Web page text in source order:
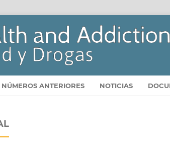
NÚMEROS ANTERIORES NOTICIAS